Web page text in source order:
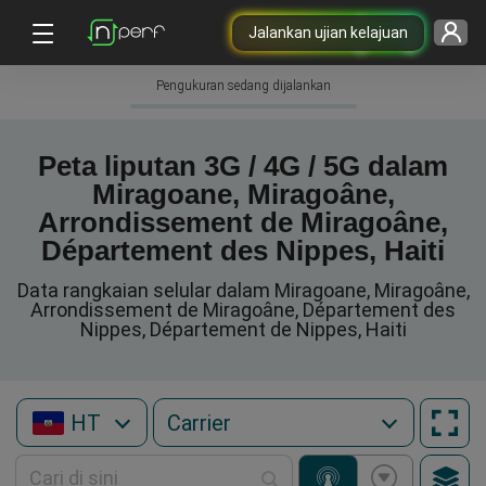
Jalankan ujian kelajuan
Pengukuran sedang dijalankan
Peta liputan 3G / 4G / 5G dalam
Miragoane, Miragoâne,
Arrondissement de Miragoâne,
Département des Nippes, Haiti
Data rangkaian selular dalam Miragoane, Miragoâne,
Arrondissement de Miragoâne, Département des
Nippes, Département de Nippes, Haiti
HT